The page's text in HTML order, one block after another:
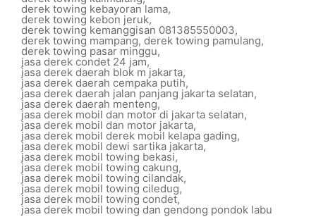
derek towing kebayoran lama,
derek towing kebon jeruk,
derek towing kemanggisan 081385550003,
derek towing mampang, derek towing pamulang,
derek towing pasar minggu,
jasa derek condet 24 jam,
jasa derek daerah blok m jakarta,
jasa derek daerah cempaka putih,
jasa derek daerah jalan panjang jakarta selatan,
jasa derek daerah menteng,
jasa derek mobil dan motor di jakarta selatan,
jasa derek mobil dan motor jakarta,
jasa derek mobil derek mobil kelapa gading,
jasa derek mobil dewi sartika jakarta,
jasa derek mobil towing bekasi,
jasa derek mobil towing cakung,
jasa derek mobil towing cilandak,
jasa derek mobil towing ciledug,
jasa derek mobil towing condet,
jasa derek mobil towing dan gendong pondok labu